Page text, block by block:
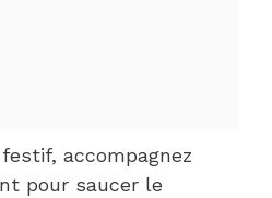
accompagnez
pour saucer le